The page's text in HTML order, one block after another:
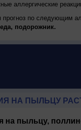
аллергические
прогноз по следующим
подорожник.
НА ПЫЛЬЦУ
на пыльцу,